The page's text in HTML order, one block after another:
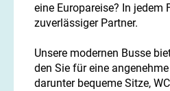
eine Europareise? In jedem
zuverlässiger Partner.
Unsere modernen Busse
den Sie für eine
darunter bequeme Sitze,